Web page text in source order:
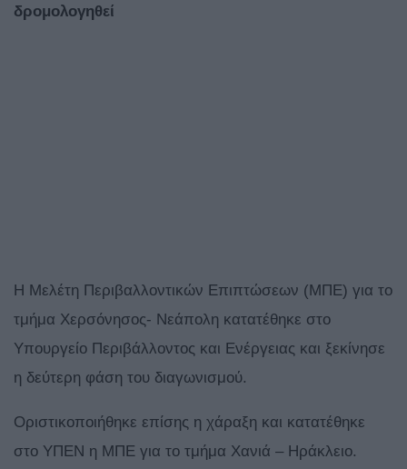
δρομολογηθεί
Η Μελέτη Περιβαλλοντικών Επιπτώσεων (ΜΠΕ) για το
τμήμα Χερσόνησος- Νεάπολη κατατέθηκε στο
Υπουργείο Περιβάλλοντος και Ενέργειας και ξεκίνησε
η δεύτερη φάση του διαγωνισμού.
Οριστικοποιήθηκε επίσης η χάραξη και κατατέθηκε
στο ΥΠΕΝ η ΜΠΕ για το τμήμα Χανιά – Ηράκλειο.